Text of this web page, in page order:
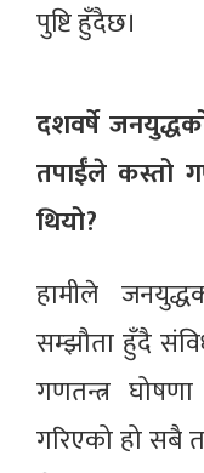
पुष्टि हुँदैछ।
दशवर्षे जनयुद्धको
तपाईंले कस्तो
थियो?
हामीले
सम्झौता हुँदै
गणतन्त्र
गरिएको हो सबै